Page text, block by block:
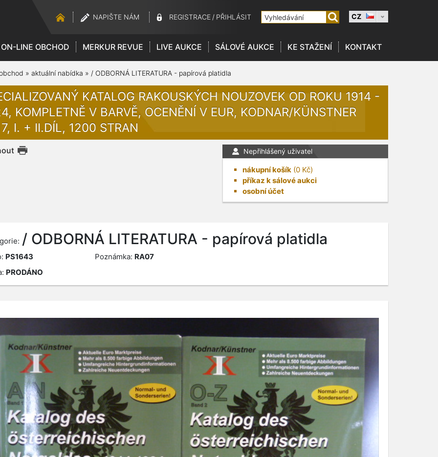
NAPIŠTE NÁM REGISTRACE / PŘIHLÁSIT CZ
ON-LINE OBCHOD MERKUR REVUE LIVE AUKCE SÁLOVÉ AUKCE KE STAŽENÍ KONTAKT
» aktuální nabídka » / ODBORNÁ LITERATURA - papírová platidla
KATALOG RAKOUSKÝCH NOUZOVEK OD ROKU 1914 -
KOMPLETNĚ V BARVĚ, OCENĚNÍ V EUR, KODNAR/KÜNSTNER
I. + II.DÍL, 1200 STRAN
Nepřihlášený uživatel
nákupní košík (0 Kč)
příkaz k sálové aukci
osobní účet
/ ODBORNÁ LITERATURA - papírová platidla
PS1643 Poznámka: RA07
PRODÁNO